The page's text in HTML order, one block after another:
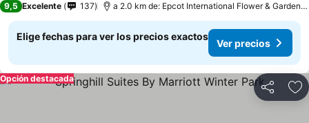
9,5 Excelente 137 a 2.0 km de: Epcot International Flower & Garden Festival
Elige fechas para ver los precios exactos
Ver precios
Compartir
Opción destacada